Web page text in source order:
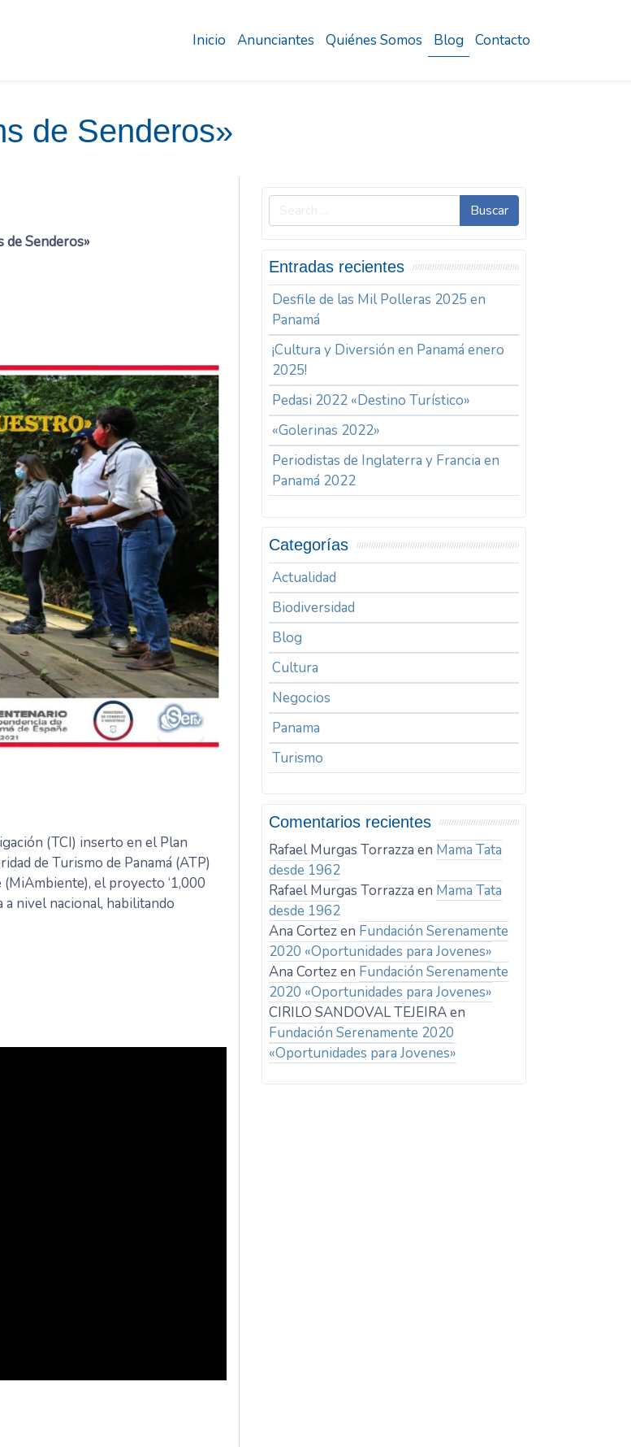
Inicio Anunciantes Quiénes Somos Blog Contacto
de Senderos»
de Senderos»
(TCI) inserto en el Plan
de Turismo de Panamá (ATP)
el proyecto ‘1,000
a nivel nacional, habilitando
Buscar
Entradas recientes
Desfile de las Mil Polleras 2025 en
Panamá
¡Cultura y Diversión en Panamá enero
2025!
Pedasi 2022 «Destino Turístico»
«Golerinas 2022»
Periodistas de Inglaterra y Francia en
Panamá 2022
Categorías
Actualidad
Biodiversidad
Blog
Cultura
Negocios
Panama
Turismo
Comentarios recientes
Rafael Murgas Torrazza en Mama Tata
desde 1962
Rafael Murgas Torrazza en Mama Tata
desde 1962
Ana Cortezen Fundación Serenamente
2020 «Oportunidades para Jovenes»
Ana Cortezen Fundación Serenamente
2020 «Oportunidades para Jovenes»
CIRILO SANDOVAL TEJEIRAen
Fundación Serenamente 2020
«Oportunidades para Jovenes»